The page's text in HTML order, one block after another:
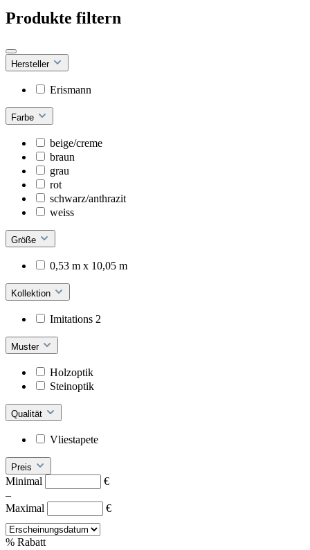
Produkte filtern
Hersteller
Erismann
Farbe
beige/creme
braun
grau
rot
schwarz/anthrazit
weiss
Größe
0,53 m x 10,05 m
Kollektion
Imitations 2
Muster
Holzoptik
Steinoptik
Qualität
Vliestapete
Preis
Minimal
€
–
Maximal
€
% Rabatt